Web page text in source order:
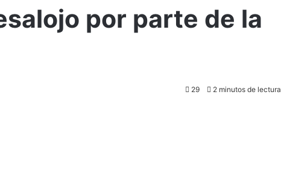
por parte de la
29 2 minutos de lectura